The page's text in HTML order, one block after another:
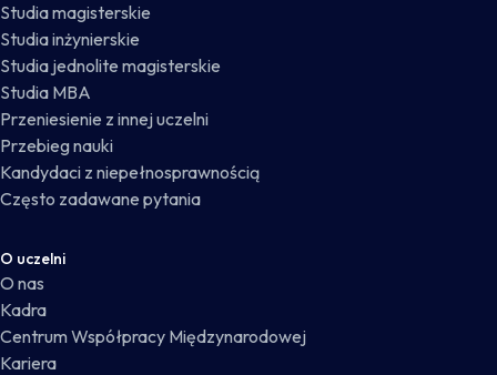
Studia magisterskie
Studia inżynierskie
Studia jednolite magisterskie
Studia MBA
Przeniesienie z innej uczelni
Przebieg nauki
Kandydaci z niepełnosprawnością
Często zadawane pytania
O uczelni
O nas
Kadra
Centrum Współpracy Międzynarodowej
Kariera